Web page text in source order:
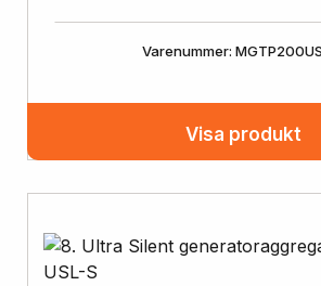
Varenummer:
Visa produkt